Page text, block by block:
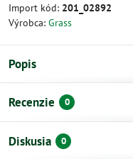
Import kód: 201_02892
Výrobca: Grass
Popis
Recenzie 0
Diskusia 0